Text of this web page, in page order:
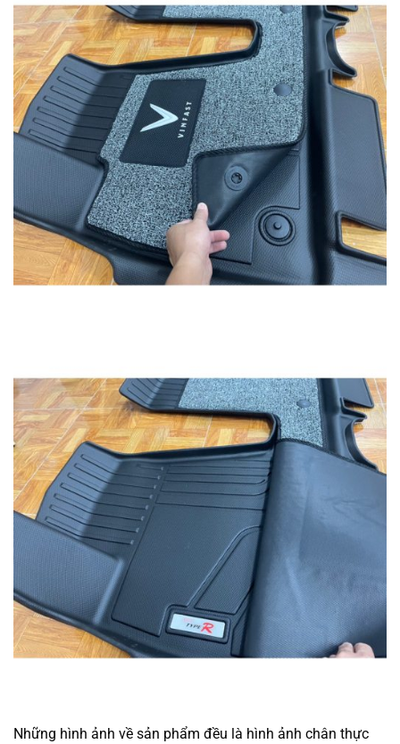
Những hình ảnh về sản phẩm đều là hình ảnh chân thực